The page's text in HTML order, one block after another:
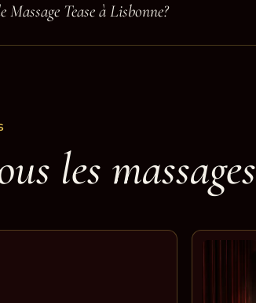
Massage Tease à Lisbonne?
les massages